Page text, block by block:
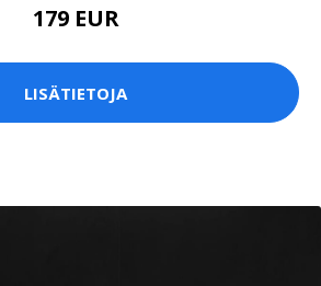
179 EUR
LISÄTIETOJA